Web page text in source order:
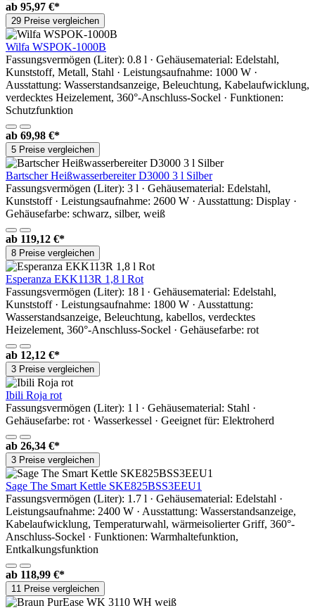
ab 95,97 €*
29 Preise vergleichen
Wilfa WSPOK-1000B
Fassungsvermögen (Liter): 0.8 l · Gehäusematerial: Edelstahl,
Kunststoff, Metall, Stahl · Leistungsaufnahme: 1000 W ·
Ausstattung: Wasserstandsanzeige, Beleuchtung, Kabelaufwicklung,
verdecktes Heizelement, 360°-Anschluss-Sockel · Funktionen:
Schutzfunktion
ab 69,98 €*
5 Preise vergleichen
Bartscher Heißwasserbereiter D3000 3 l Silber
Fassungsvermögen (Liter): 3 l · Gehäusematerial: Edelstahl,
Kunststoff · Leistungsaufnahme: 2600 W · Ausstattung: Display ·
Gehäusefarbe: schwarz, silber, weiß
ab 119,12 €*
8 Preise vergleichen
Esperanza EKK113R 1,8 l Rot
Fassungsvermögen (Liter): 18 l · Gehäusematerial: Edelstahl,
Kunststoff · Leistungsaufnahme: 1800 W · Ausstattung:
Wasserstandsanzeige, Beleuchtung, kabellos, verdecktes
Heizelement, 360°-Anschluss-Sockel · Gehäusefarbe: rot
ab 12,12 €*
3 Preise vergleichen
Ibili Roja rot
Fassungsvermögen (Liter): 1 l · Gehäusematerial: Stahl ·
Gehäusefarbe: rot · Wasserkessel · Geeignet für: Elektroherd
ab 26,34 €*
3 Preise vergleichen
Sage The Smart Kettle SKE825BSS3EEU1
Fassungsvermögen (Liter): 1.7 l · Gehäusematerial: Edelstahl ·
Leistungsaufnahme: 2400 W · Ausstattung: Wasserstandsanzeige,
Kabelaufwicklung, Temperaturwahl, wärmeisolierter Griff, 360°-
Anschluss-Sockel · Funktionen: Warmhaltefunktion,
Entkalkungsfunktion
ab 118,99 €*
11 Preise vergleichen